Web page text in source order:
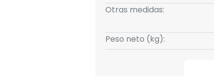
Otras medidas:
Peso neto (kg):